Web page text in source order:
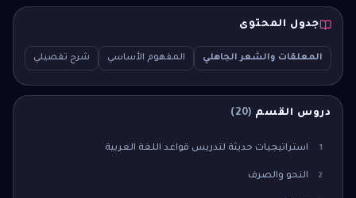
جدول المحتوى
المعلقات والشعر الجاهلي المفهوم الأساسي شرح تفصيلي
دروس القسم (
20
)
1 استراتيجيات حديثة لتدريس قواعد اللغة العربية
2 النحو والصرف